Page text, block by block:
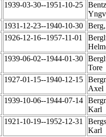
1939-03-30--1951-10-25
1931-12-23--1940-10-30
1926-12-16--1957-11-01
1939-06-02--1944-01-30
Tore
1927-01-15--1940-12-15
Axel
1939-10-06--1944-07-14
Karl
1921-10-19--1952-12-31
Karl